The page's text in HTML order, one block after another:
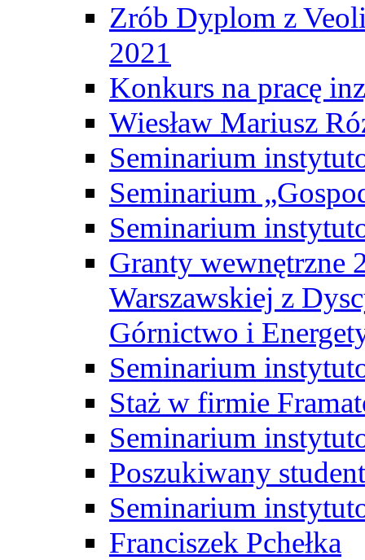
Zrób Dyplom z
2021
Konkurs na pracę
Wiesław Mariusz
Seminarium
Seminarium
Seminarium
Granty wewnętrzne
Warszawskiej z
Górnictwo i
Seminarium
Staż w firmie
Seminarium
Poszukiwany
Seminarium
Franciszek Pchełka